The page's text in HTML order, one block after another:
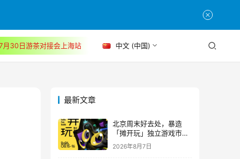
月30日游茶对接会上海站 中文 (中国)
最新文章
北京周末好去处，暴造
「摊开玩」独立游戏市集
正式开票！
2026年8月7日